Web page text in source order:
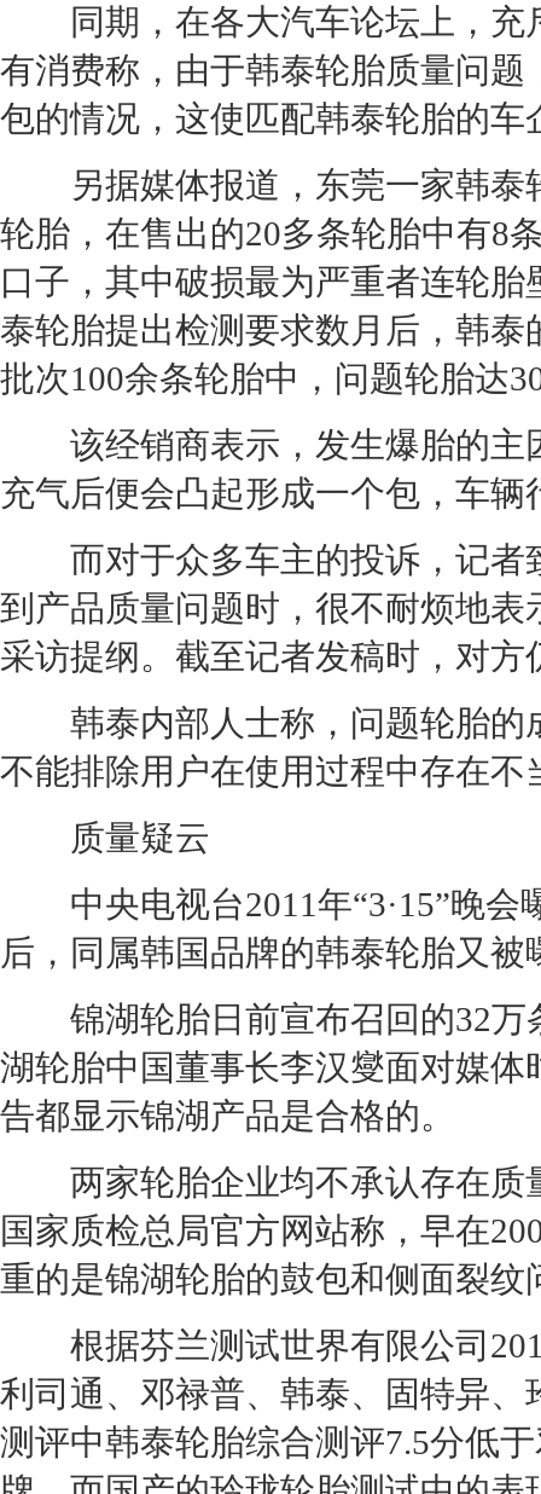
同期，在各大汽车论坛上，充
有消费称，由于韩泰轮胎质量问题
包的情况，这使匹配韩泰轮胎的车
另据媒体报道，东莞一家韩泰
轮胎 ，在售出的20多条轮胎中有8
口子，其中破损最为严重者连轮胎
泰轮胎提出检测要求数月后，韩
批次100余条轮胎中，问题轮胎达
该经销商表示，发生爆胎的主
充气后便会凸起形成一个包，车
而对于众多车主的投诉，记者
到产品质量问题时，很不耐烦地
采访提纲。截至记者发稿时，对
韩泰内部人士称，问题轮胎的
不能排除用户在使用过程中存在不
质量疑云
中央电视台2011年“3·15”晚会
后，同属韩国品牌的韩泰轮胎又被
锦湖轮胎日前宣布召回 的32万
湖轮胎中国董事长李汉燮面对媒体
告都显示锦湖产品是合格的。
两家轮胎企业均不承认存在质
国家质检总局官方网站称，早在
重的是锦湖轮胎的鼓包和侧面裂纹
根据芬兰测试世界有限公司
利司通、邓禄普、韩泰、固特异
测评中韩泰轮胎综合测评7.5分低